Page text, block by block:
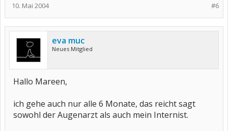
#6
10. Mai 2004
eva muc
Neues Mitglied
Hallo Mareen,
ich gehe auch nur alle 6 Monate, das reicht sagt
sowohl der Augenarzt als auch mein Internist.